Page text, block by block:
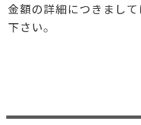
金額の詳細につきまし
下さい。